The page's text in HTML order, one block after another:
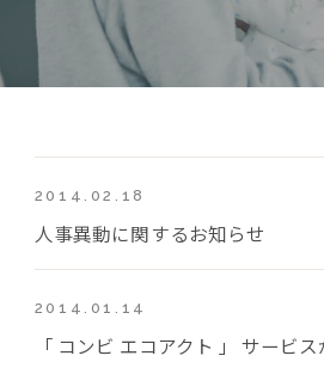
2014.02.18
人事異動に関するお知らせ
2014.01.14
「 コンビ エコアクト 」 サービ